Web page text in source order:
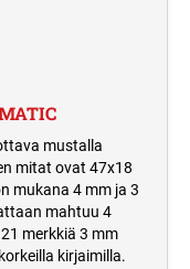
mustalla
mitat ovat 47x18
mukana 4 mm ja 3
mahtuu 4
merkkiä 3 mm
kirjaimilla.